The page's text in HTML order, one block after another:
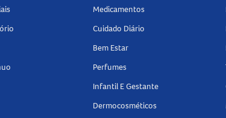
Medicamentos
Cuidado Diário
Bem Estar
Perfumes
Infantil E Gestante
Dermocosméticos